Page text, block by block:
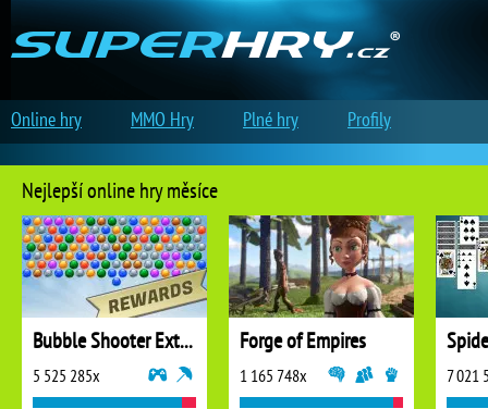
Nejlepší online hry měsíce
Bubble Shooter Extreme
5 525 285x
Forge of Empires
1 165 748x 7 021
Online hry MMO Hry Plné hry Profily